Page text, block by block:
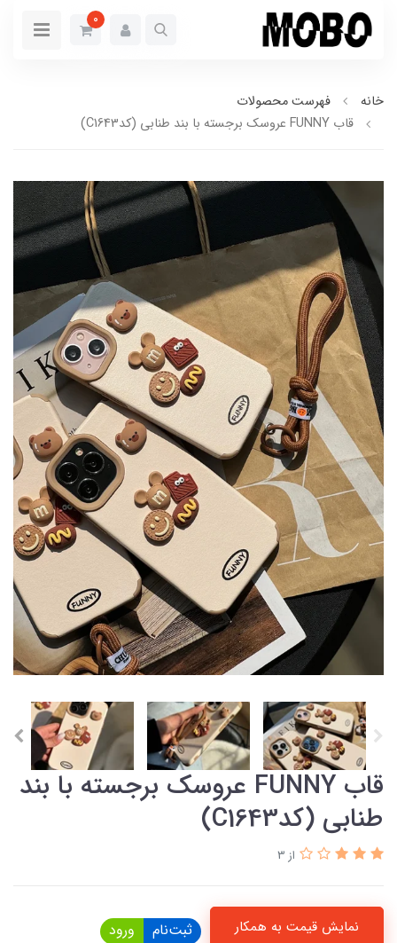
0
خانه
فهرست محصولات
قاب FUNNY عروسک برجسته با بند طنابی (کدC1643)
قاب FUNNY عروسک برجسته با بند
طنابی (کدC1643)
از 3
نمایش قیمت به همکار ثبت‌نام ورود